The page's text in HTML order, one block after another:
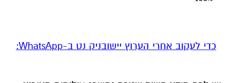
‏כדי לעקוב אחרי הערוץ יישובניק נט ב-WhatsApp:‏‏‏